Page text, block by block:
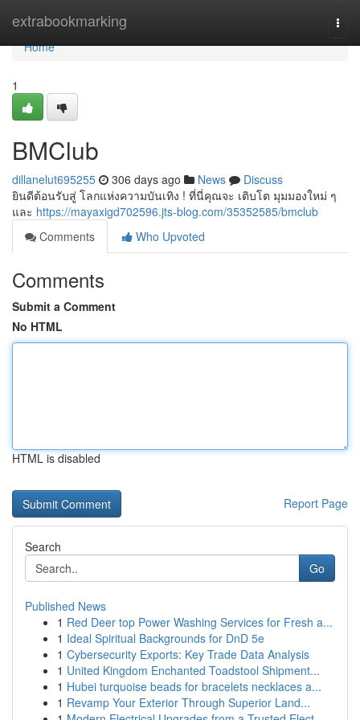
extrabookmarking
Home
Home
1
BMClub
dillanelut695255 306 days ago News
Discuss
ยินดีต้อนรับสู่ โลกแห่งความบันเทิง ! ที่นี่คุณจะ เติบโต มุมมองใหม่ ๆ
และ https://mayaxigd702596.jts-blog.com/35352585/bmclub
Comments
Who Upvoted
Comments
Submit a Comment
No HTML
HTML is disabled
Report Page
Search
Go
Published News
1 Red Deer top Power Washing Services for Fresh a...
1 Ideal Spiritual Backgrounds for DnD 5e
1 Cybersecurity Exports: Key Trade Data Analysis
1 United Kingdom Enchanted Toadstool Shipment...
1 Hubei turquoise beads for bracelets necklaces a...
1 Revamp Your Exterior Through Superior Land...